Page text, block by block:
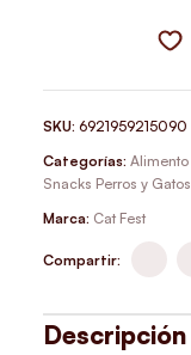
SKU:6921959215090
Categorías: Alimento
Snacks Perros y Gatos
Marca: Cat Fest
Compartir:
Descripción